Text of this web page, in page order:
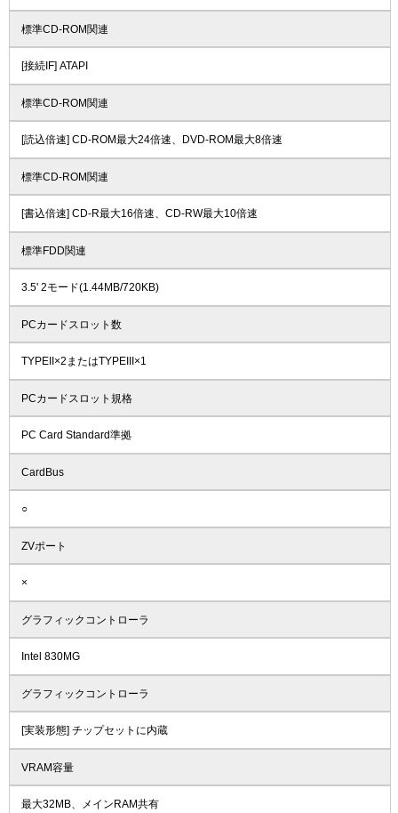
標準CD-ROM関連
[接続IF] ATAPI
標準CD-ROM関連
[読込倍速] CD-ROM最大24倍速、DVD-ROM最大8倍速
標準CD-ROM関連
[書込倍速] CD-R最大16倍速、CD-RW最大10倍速
標準FDD関連
3.5' 2モード(1.44MB/720KB)
PCカードスロット数
TYPEII×2またはTYPEIII×1
PCカードスロット規格
PC Card Standard準拠
CardBus
○
ZVポート
×
グラフィックコントローラ
Intel 830MG
グラフィックコントローラ
[実装形態] チップセットに内蔵
VRAM容量
最大32MB、メインRAM共有